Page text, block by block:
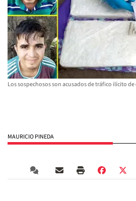
Los sospechosos son acusados de tráfico ilícito
MAURICIO PINEDA